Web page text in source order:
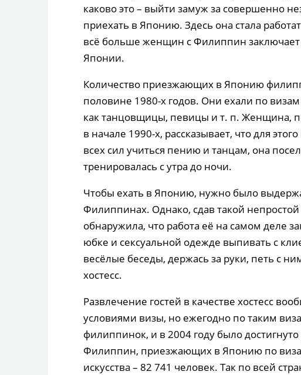
каково это – выйти замуж за совершенно
приехать в Японию. Здесь она стала
всё больше женщин с Филиппин заключает
Японии.
Количество приезжающих в Японию
половине 1980-х годов. Они ехали по
как танцовщицы, певицы и т. п. Женщина,
в начале 1990-х, рассказывает, что для
всех сил учиться пению и танцам, она
тренировалась с утра до ночи.
Чтобы ехать в Японию, нужно было
Филиппинах. Однако, сдав такой
обнаружила, что работа её на самом деле
юбке и сексуальной одежде выпивать с
весёлые беседы, держась за руки, петь с
хостесс.
Развлечение гостей в качестве хостесс
условиями визы, но ежегодно по таким
филиппинок, и в 2004 году было
Филиппин, приезжающих в Японию по
искусства – 82 741 человек. Так по всей